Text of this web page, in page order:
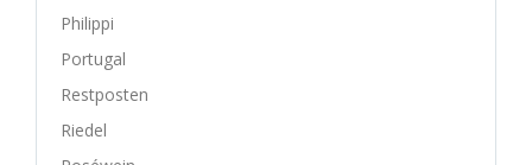
Philippi
Portugal
Restposten
Riedel